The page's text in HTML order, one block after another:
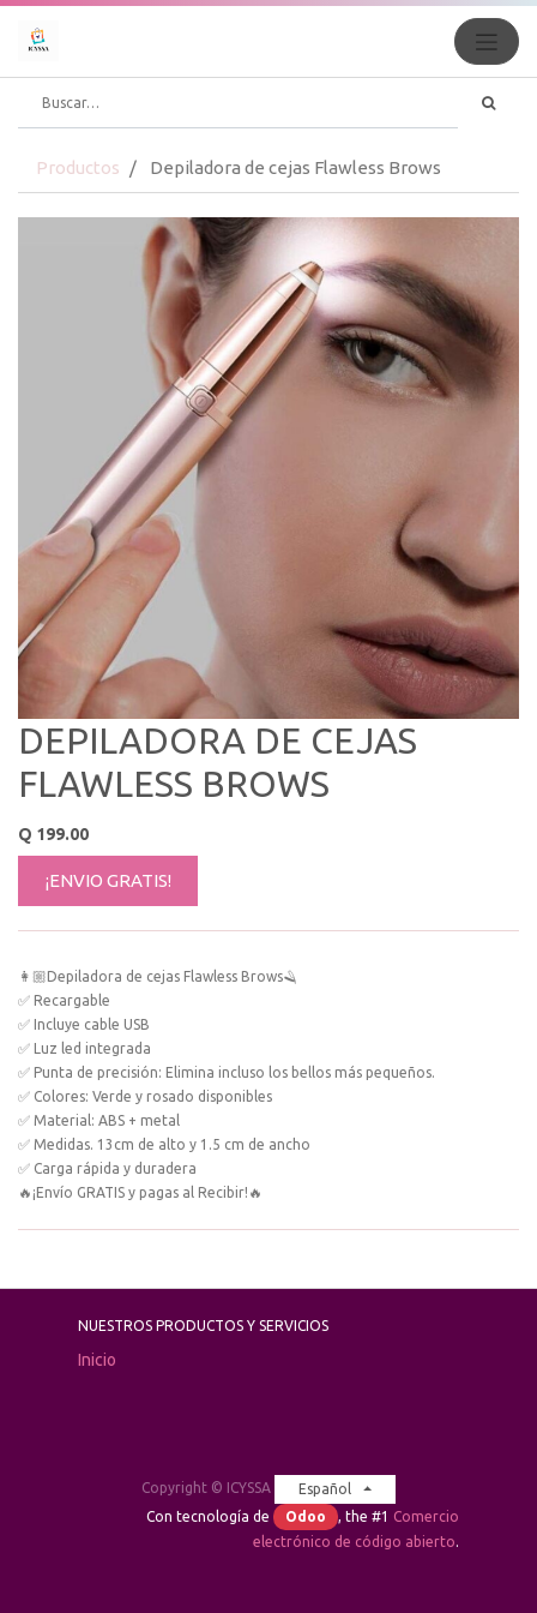
Productos Depiladora de cejas Flawless Brows
DEPILADORA DE CEJAS
FLAWLESS BROWS
Q 199.00
¡ENVIO GRATIS!
👩🏼Depiladora de cejas Flawless Brows🪒
✅ Recargable
✅ Incluye cable USB
✅ Luz led integrada
✅ Punta de precisión: Elimina incluso los bellos más pequeños.
✅ Colores: Verde y rosado disponibles
✅ Material: ABS + metal
✅ Medidas. 13cm de alto y 1.5 cm de ancho
✅ Carga rápida y duradera
🔥¡Envío GRATIS y pagas al Recibir!🔥
NUESTROS PRODUCTOS Y SERVICIOS
Inicio
Copyright © ICYSSA
Español
Con tecnología de
Odoo , the #1 Comercio
electrónico de código abierto.